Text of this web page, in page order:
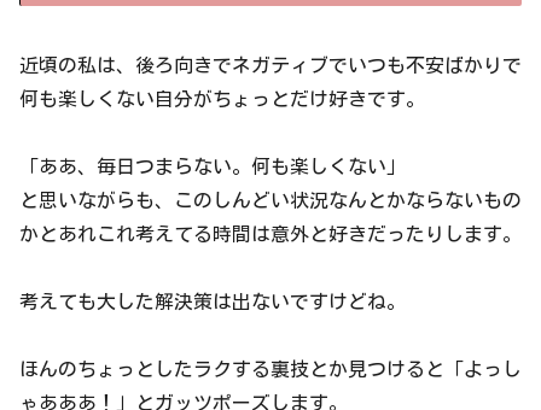
近頃の私は、後ろ向きでネガティブでいつも不安ばかりで
何も楽しくない自分がちょっとだけ好きです。
「ああ、毎日つまらない。何も楽しくない」
と思いながらも、このしんどい状況なんとかならないもの
かとあれこれ考えてる時間は意外と好きだったりします。
考えても大した解決策は出ないですけどね。
ほんのちょっとしたラクする裏技とか見つけると「よっし
ゃあああ！」とガッツポーズします。